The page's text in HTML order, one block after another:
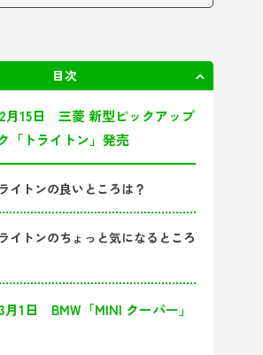
目次 非表示
月15日 三菱 新型ピックアップ
「トライトン」発売
イトンの良いところは？
イトンのちょっと気になるところ
月1日 BMW「MINI クーパー」